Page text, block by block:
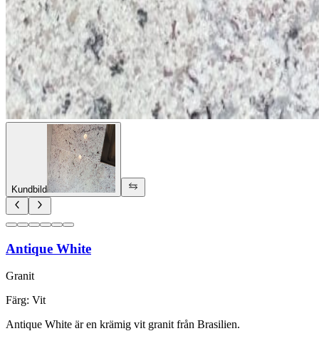
Kundbild
Antique White
Granit
Färg: Vit
Antique White är en krämig vit granit från Brasilien.